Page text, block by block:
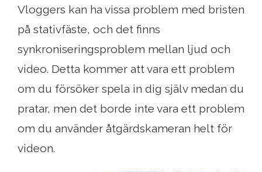
Vloggers kan ha vissa problem med bristen
på stativfäste, och det finns
synkroniseringsproblem mellan ljud och
video. Detta kommer att vara ett problem
om du försöker spela in dig själv medan du
pratar, men det borde inte vara ett problem
om du använder åtgärdskameran helt för
videon.